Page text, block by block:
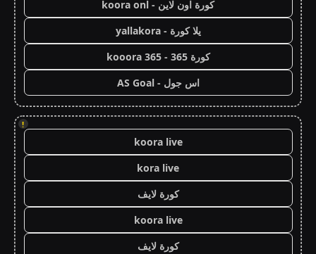
كورة اون لاين - koora onl
يلا كورة - yallakora
كورة 365 - kooora 365
اس جول - AS Goal
!
koora live
kora live
كورة لايف
koora live
كورة لايف